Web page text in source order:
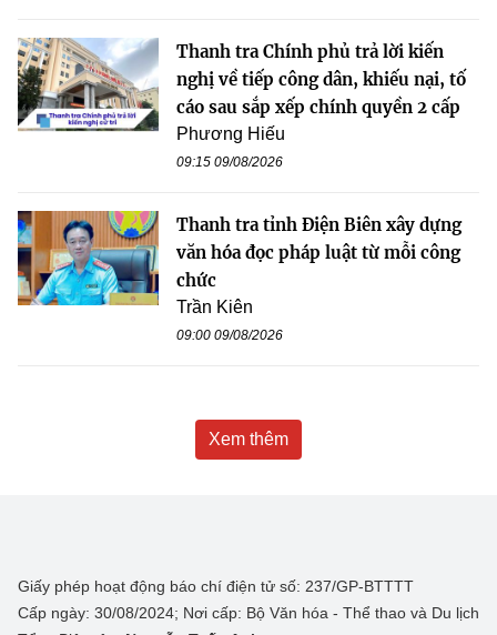
Thanh tra Chính phủ trả lời kiến
nghị về tiếp công dân, khiếu nại, tố
cáo sau sắp xếp chính quyền 2 cấp
Phương Hiếu
09:15 09/08/2026
Thanh tra tỉnh Điện Biên xây dựng
văn hóa đọc pháp luật từ mỗi công
chức
Trần Kiên
09:00 09/08/2026
Xem thêm
Giấy phép hoạt động báo chí điện tử số: 237/GP-BTTTT
Cấp ngày: 30/08/2024; Nơi cấp: Bộ Văn hóa - Thể thao và Du lịch